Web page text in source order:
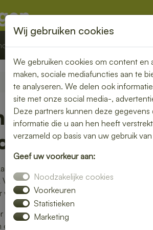
Overige
in Darp –
genieten
je lunch bezorgen in Darp en geniet van
luxe broodjes tot gezonde bowls – wij
wilt.
snelle bezorging op het door jou
gewoon een ontspannen lunchmoment.
Wij gebruiken cookies
We gebruiken cookies om content en
maken, sociale mediafuncties aan te
te analyseren. We delen ook
site met onze social media-,
Deze partners kunnen deze
informatie die u aan hen heeft
verzameld op basis van uw gebruik
Geef uw voorkeur aan:
Noodzakelijke cookies
Voorkeuren
Statistieken
Marketing